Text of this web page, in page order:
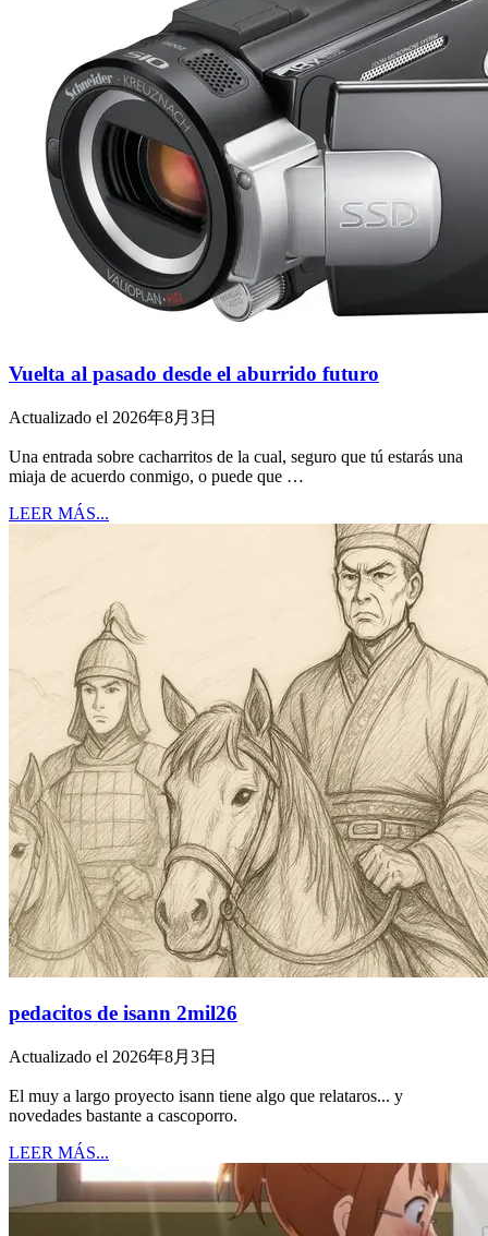
Vuelta al pasado desde el aburrido futuro
Actualizado el 2026年8月3日
Una entrada sobre cacharritos de la cual, seguro que tú estarás una
miaja de acuerdo conmigo, o puede que …
LEER MÁS...
pedacitos de isann 2mil26
Actualizado el 2026年8月3日
El muy a largo proyecto isann tiene algo que relataros... y
novedades bastante a cascoporro.
LEER MÁS...